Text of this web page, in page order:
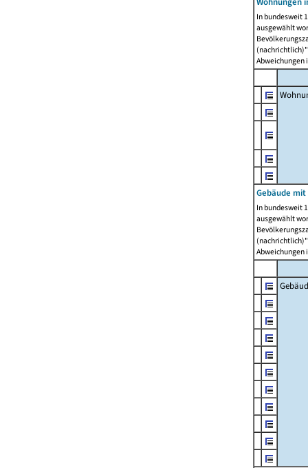
In bundesweit
ausgewählt
Abweichungen
Gebäude
In bundesweit
ausgewählt
Abweichungen